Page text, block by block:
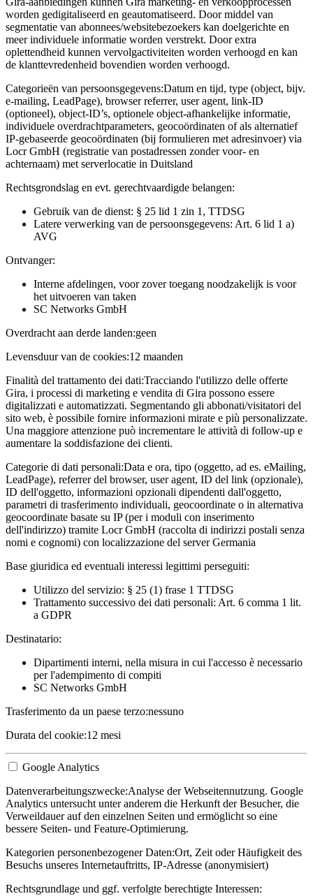
worden gedigitaliseerd en geautomatiseerd. Door middel van
segmentatie van abonnees/websitebezoekers kan doelgerichte en
meer individuele informatie worden verstrekt. Door extra
oplettendheid kunnen vervolgactiviteiten worden verhoogd en kan
de klanttevredenheid bovendien worden verhoogd.
Categorieën van persoonsgegevens:Datum en tijd, type (object, bijv.
e-mailing, LeadPage), browser referrer, user agent, link-ID
(optioneel), object-ID’s, optionele object-afhankelijke informatie,
individuele overdrachtparameters, geocoördinaten of als alternatief
IP-gebaseerde geocoördinaten (bij formulieren met adresinvoer) via
Locr GmbH (registratie van postadressen zonder voor- en
achternaam) met serverlocatie in Duitsland
Rechtsgrondslag en evt. gerechtvaardigde belangen:
Gebruik van de dienst: § 25 lid 1 zin 1, TTDSG
Latere verwerking van de persoonsgegevens: Art. 6 lid 1 a)
AVG
Ontvanger:
Interne afdelingen, voor zover toegang noodzakelijk is voor
het uitvoeren van taken
SC Networks GmbH
Overdracht aan derde landen:geen
Levensduur van de cookies:12 maanden
Finalità del trattamento dei dati:Tracciando l'utilizzo delle offerte
Gira, i processi di marketing e vendita di Gira possono essere
digitalizzati e automatizzati. Segmentando gli abbonati/visitatori del
sito web, è possibile fornire informazioni mirate e più personalizzate.
Una maggiore attenzione può incrementare le attività di follow-up e
aumentare la soddisfazione dei clienti.
Categorie di dati personali:Data e ora, tipo (oggetto, ad es. eMailing,
LeadPage), referrer del browser, user agent, ID del link (opzionale),
ID dell'oggetto, informazioni opzionali dipendenti dall'oggetto,
parametri di trasferimento individuali, geocoordinate o in alternativa
geocoordinate basate su IP (per i moduli con inserimento
dell'indirizzo) tramite Locr GmbH (raccolta di indirizzi postali senza
nomi e cognomi) con localizzazione del server Germania
Base giuridica ed eventuali interessi legittimi perseguiti:
Utilizzo del servizio: § 25 (1) frase 1 TTDSG
Trattamento successivo dei dati personali: Art. 6 comma 1 lit.
a GDPR
Destinatario:
Dipartimenti interni, nella misura in cui l'accesso è necessario
per l'adempimento di compiti
SC Networks GmbH
Trasferimento da un paese terzo:nessuno
Durata del cookie:12 mesi
Google Analytics
Datenverarbeitungszwecke:Analyse der Webseitennutzung. Google
Analytics untersucht unter anderem die Herkunft der Besucher, die
Verweildauer auf den einzelnen Seiten und ermöglicht so eine
bessere Seiten- und Feature-Optimierung.
Kategorien personenbezogener Daten:Ort, Zeit oder Häufigkeit des
Besuchs unseres Internetauftritts, IP-Adresse (anonymisiert)
Rechtsgrundlage und ggf. verfolgte berechtigte Interessen: